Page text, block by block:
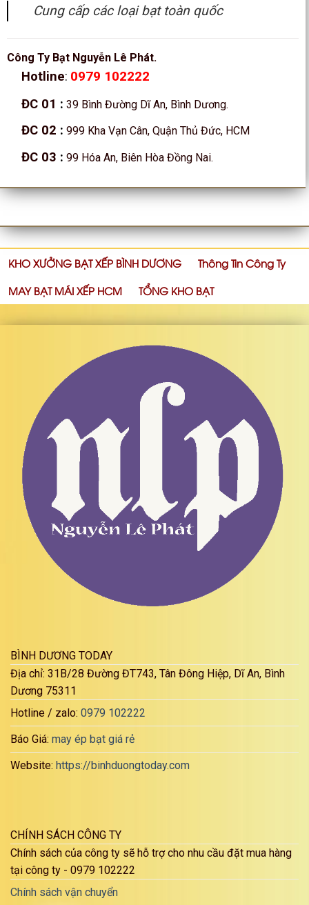
Cung cấp các loại bạt toàn quốc
Công Ty Bạt Nguyễn Lê Phát.
Hotline: 0979 102222
ĐC 01 : 39 Bình Đường Dĩ An, Bình Dương.
ĐC 02 : 999 Kha Vạn Cân, Quận Thủ Đức, HCM
ĐC 03 : 99 Hóa An, Biên Hòa Đồng Nai.
KHO XƯỞNG BẠT XẾP BÌNH DƯƠNG
Thông Tin Công Ty
MAY BẠT MÁI XẾP HCM
TỔNG KHO BẠT
BÌNH DƯƠNG TODAY
Địa chỉ: 31B/28 Đường ĐT743, Tân Đông Hiệp, Dĩ An, Bình
Dương 75311
Hotline / zalo: 0979 102222
Báo Giá: may ép bạt giá rẻ
Website: https://binhduongtoday.com
CHÍNH SÁCH CÔNG TY
Chính sách của công ty sẽ hỗ trợ cho nhu cầu đặt mua hàng
tại công ty - 0979 102222
Chính sách vận chuyển